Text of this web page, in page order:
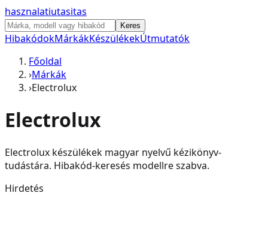
hasznalatiutasitas
Keres
HibakódokMárkákKészülékekÚtmutatók
Főoldal
›Márkák
›Electrolux
Electrolux
Electrolux készülékek magyar nyelvű kézikönyv-
tudástára. Hibakód-keresés modellre szabva.
Hirdetés